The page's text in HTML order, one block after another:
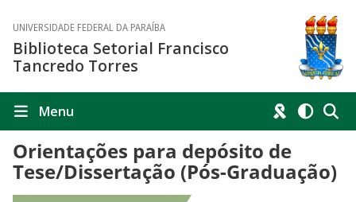
UNIVERSIDADE FEDERAL DA PARAÍBA
Biblioteca Setorial Francisco
Tancredo Torres
Menu
Orientações para depósito de
Tese/Dissertação (Pós-Graduação)